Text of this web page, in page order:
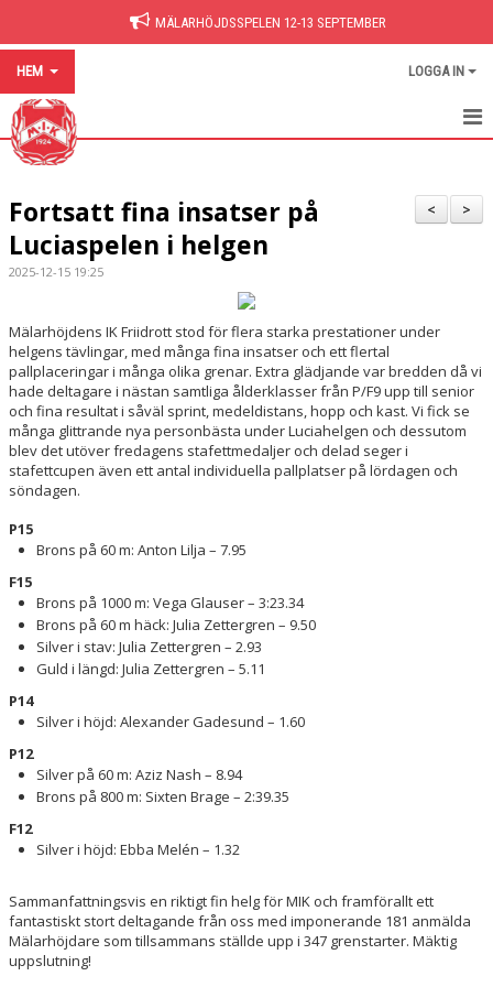
MÄLARHÖJDSSPELEN 12-13 SEPTEMBER
HEM LOGGA IN
HEM
NYHETER
BILDGALLERI
HITTA PÅ SIDAN
>
<
Fortsatt fina insatser på
Luciaspelen i helgen
2025-12-15 19:25
Mälarhöjdens IK Friidrott stod för flera starka prestationer under
helgens tävlingar, med många fina insatser och ett flertal
pallplaceringar i många olika grenar. Extra glädjande var bredden då vi
hade deltagare i nästan samtliga ålderklasser från P/F9 upp till senior
och fina resultat i såväl sprint, medeldistans, hopp och kast. Vi fick se
många glittrande nya personbästa under Luciahelgen och dessutom
blev det utöver fredagens stafettmedaljer och delad seger i
stafettcupen även ett antal individuella pallplatser på lördagen och
söndagen.
P15
Brons på 60 m: Anton Lilja – 7.95
F15
Brons på 1000 m: Vega Glauser – 3:23.34
Brons på 60 m häck: Julia Zettergren – 9.50
Silver i stav: Julia Zettergren – 2.93
Guld i längd: Julia Zettergren – 5.11
P14
Silver i höjd: Alexander Gadesund – 1.60
P12
Silver på 60 m: Aziz Nash – 8.94
Brons på 800 m: Sixten Brage – 2:39.35
F12
Silver i höjd: Ebba Melén – 1.32
Sammanfattningsvis en riktigt fin helg för MIK och framförallt ett
fantastiskt stort deltagande från oss med imponerande 181 anmälda
Mälarhöjdare som tillsammans ställde upp i 347 grenstarter. Mäktig
uppslutning!